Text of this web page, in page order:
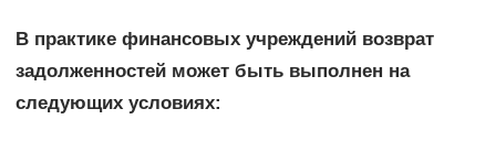
В практике финансовых учреждений возврат
задолженностей может быть выполнен на
следующих условиях: